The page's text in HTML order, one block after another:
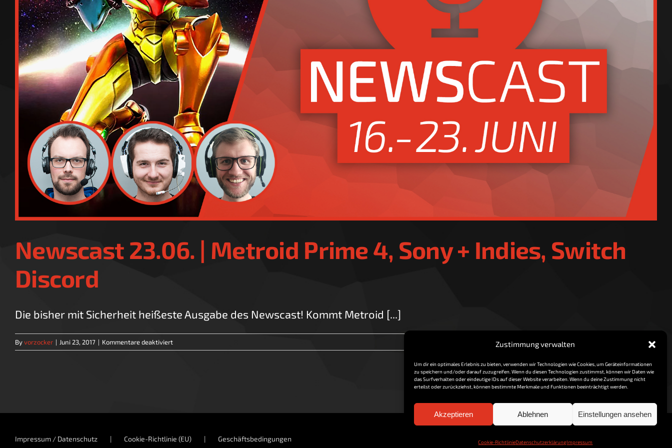
Zustimmung verwalten
Um dir ein optimales Erlebnis zu bieten, verwenden wir Technologien wie Cookies, um Geräteinformationen
zu speichern und/oder darauf zuzugreifen. Wenn du diesen Technologien zustimmst, können wir Daten wie
das Surfverhalten oder eindeutige IDs auf dieser Website verarbeiten. Wenn du deine Zustimmung nicht
erteilst oder zurückziehst, können bestimmte Merkmale und Funktionen beeinträchtigt werden.
Akzeptieren Ablehnen Einstellungen ansehen
Cookie-RichtlinieDatenschutzerklärungImpressum
Newscast 23.06. | Metroid Prime 4, Sony + Indies, Switch
Discord
Die bisher mit Sicherheit heißeste Ausgabe des Newscast! Kommt Metroid [...]
Byvorzocker | Juni 23, 2017 | Kommentare deaktiviertfür
Newscast
Indies,
Read More
Impressum / Datenschutz Cookie-Richtlinie (EU) Geschäftsbedingungen